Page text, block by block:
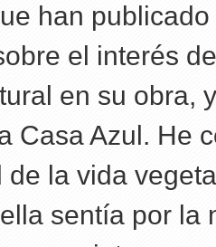
han
el interés
en su obra,
Casa Azul. He
de la vida
sentía por la